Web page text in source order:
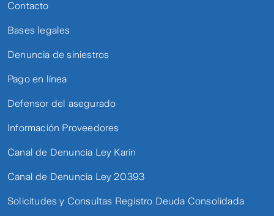
Contacto
Bases legales
Denuncia de siniestros
Pago en línea
Defensor del asegurado
Información Proveedores
Canal de Denuncia Ley Karin
Canal de Denuncia Ley 20.393
Solicitudes y Consultas Registro Deuda Consolidada